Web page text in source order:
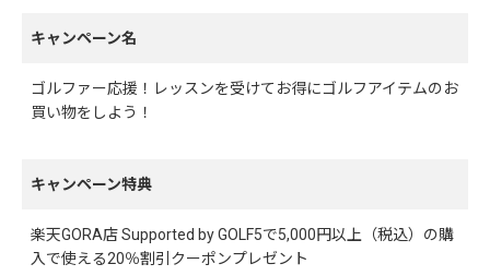
キャンペーン名
ゴルファー応援！レッスンを受けてお得にゴルフアイテムのお
買い物をしよう！
キャンペーン特典
楽天GORA店 Supported by GOLF5で5,000円以上（税込）の購
入で使える20％割引クーポンプレゼント